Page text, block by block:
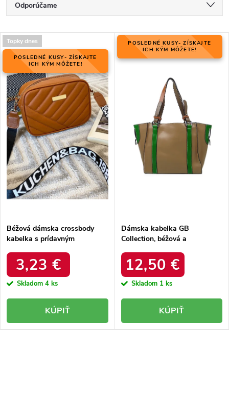
a
d
e
i
e
p
r
o
u
k
t
o
Odporúčame
Najdrahšie
Najpredávanejšie
Abecedne
V
ý
i
s
p
r
o
d
u
k
t
Topky dnes
POSLEDNÉ KUSY- ZÍSKAJTE
ICH KÝM MÔŽETE!
Béžová dámska crossbody
kabelka s prídavným
Massini Rosa, kód produktu
EB38846 Brown
3,23 €
Skladom 4 ks
KÚPIŤ
POSLEDNÉ KUSY- ZÍSKAJTE
ICH KÝM MÔŽETE!
Dámska kabelka GB
Collection, béžová a
prídavným ramienkom, kód
produktu 5013
12,50 €
Skladom 1 ks
KÚPIŤ